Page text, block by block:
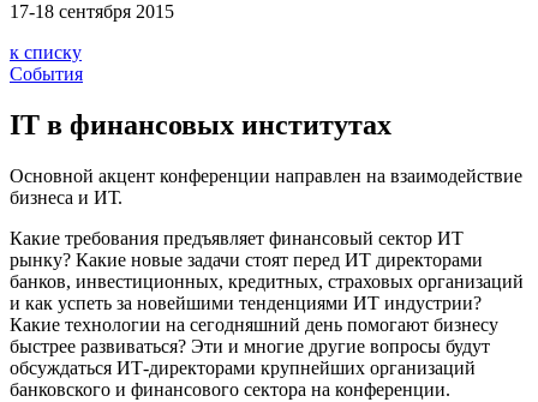
17-18 сентября 2015
к списку
События
IT в финансовых институтах
Основной акцент конференции направлен на взаимодействие
бизнеса и ИТ.
Какие требования предъявляет финансовый сектор ИТ
рынку? Какие новые задачи стоят перед ИТ директорами
банков, инвестиционных, кредитных, страховых организаций
и как успеть за новейшими тенденциями ИТ индустрии?
Какие технологии на сегодняшний день помогают бизнесу
быстрее развиваться? Эти и многие другие вопросы будут
обсуждаться ИТ-директорами крупнейших организаций
банковского и финансового сектора на конференции.